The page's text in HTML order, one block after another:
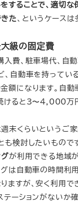
することで、適切な
た 、というケースは
級の固定費
入費、駐車場代、自
、自動車を持ってい
額になります。自
けると3〜4,000万
末くらいというご家
も検討したいもので
グが利用できる地域
グは自動車の時間利
ますが、安く利用で
テーションがないか